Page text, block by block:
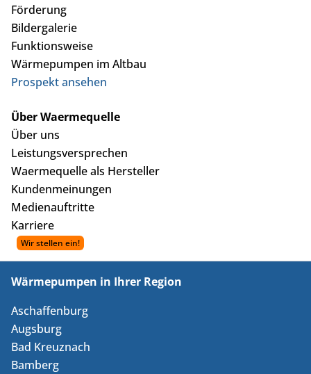
Förderung
Bildergalerie
Funktionsweise
Wärmepumpen im Altbau
Prospekt ansehen
Über Waermequelle
Über uns
Leistungsversprechen
Waermequelle als Hersteller
Kundenmeinungen
Medienauftritte
Karriere
Wärmepumpen in Ihrer Region
Aschaffenburg
Augsburg
Bad Kreuznach
Bamberg